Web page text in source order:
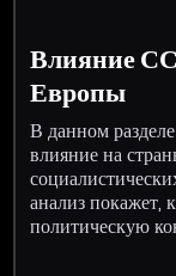
Влияние
Европы
В данном
влияние на
анализ покажет,
политическую